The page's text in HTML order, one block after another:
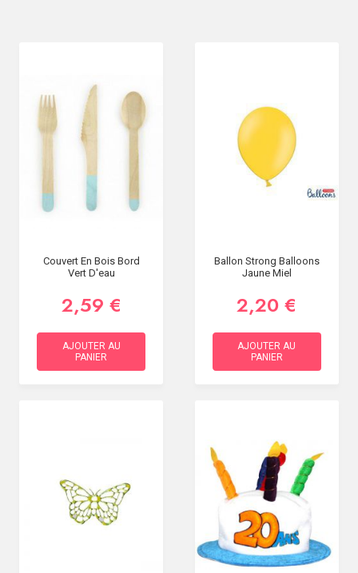
Couvert En Bois Bord
Vert D'eau
2,59 €
AJOUTER AU
PANIER
Ballon Strong Balloons
Jaune Miel
2,20 €
AJOUTER AU
PANIER